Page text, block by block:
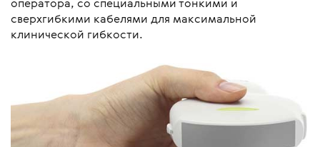
сверхгибкими кабелями для максимальной
клинической гибкости.